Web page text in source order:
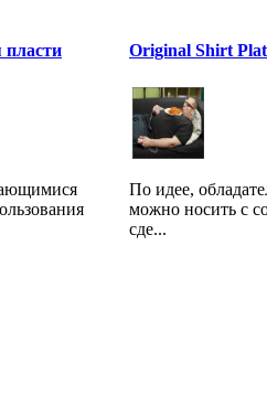
пласти Original Shirt
По идее,
можно носить с
сде...